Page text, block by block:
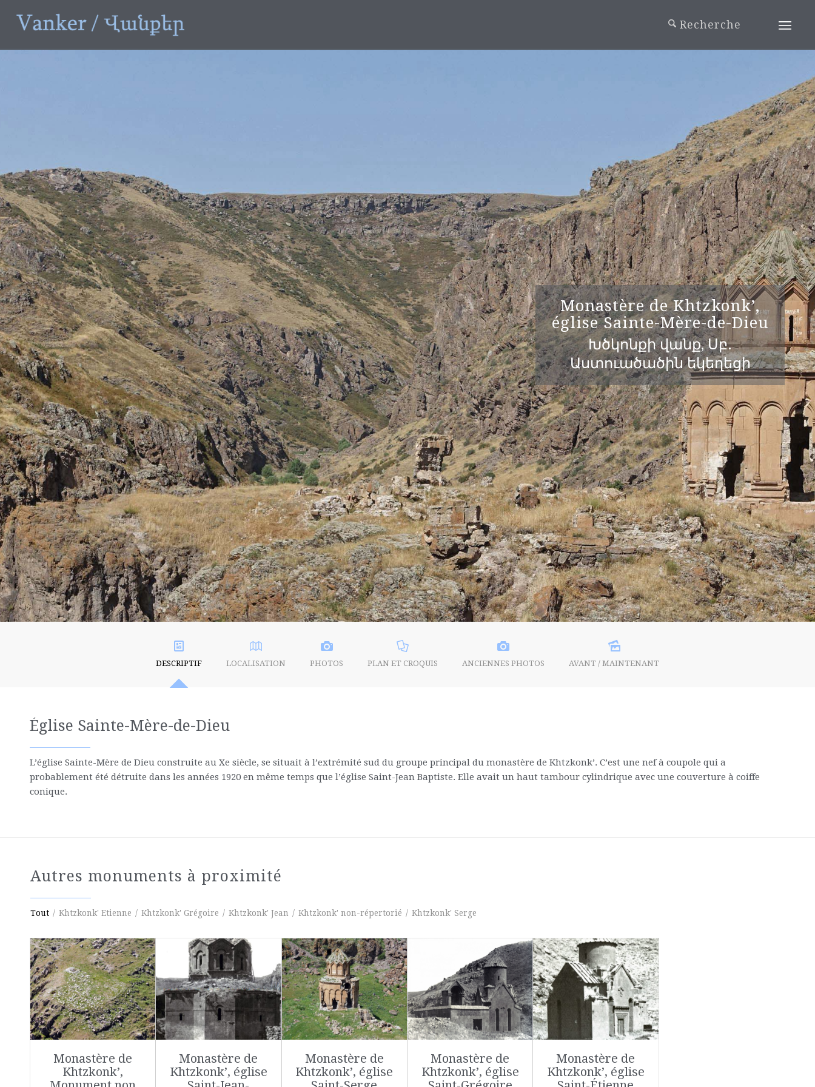
Monastère de Khtzkonk’,
église Sainte-Mère-de-Dieu
Խծկոնքի վանք, Սբ.
Աստուածածին եկեղեցի
DESCRIPTIF LOCALISATION PHOTOS PLAN ET CROQUIS ANCIENNES PHOTOS AVANT / MAINTENANT
Église Sainte-Mère-de-Dieu
L’église Sainte-Mère de Dieu construite au Xe siècle, se situait à l’extrémité sud du groupe principal du monastère de Khtzkonk’. C’est une nef à coupole qui a
probablement été détruite dans les années 1920 en même temps que l’église Saint-Jean Baptiste. Elle avait un haut tambour cylindrique avec une couverture à coiffe
conique.
Autres monuments à proximité
Tout / Khtzkonk' Etienne / Khtzkonk' Grégoire / Khtzkonk' Jean / Khtzkonk' non-répertorié / Khtzkonk' Serge
Monastère de
Khtzkonk’,
Monastère de
Khtzkonk’, église
Monastère de
Khtzkonk’, église
Monastère de
Khtzkonk’, église
Monastère de
Khtzkonk’, église